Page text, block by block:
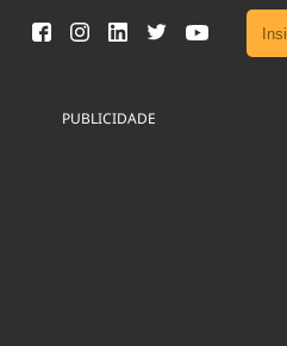
PUBLICIDADE